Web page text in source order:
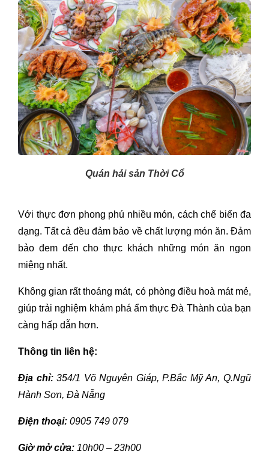
Quán hải sản Thời Cổ
Với thực đơn phong phú nhiều món, cách chế biến đa
dạng. Tất cả đều đảm bảo về chất lượng món ăn. Đảm
bảo đem đến cho thực khách những món ăn ngon
miệng nhất.
Không gian rất thoáng mát, có phòng điều hoà mát mẻ,
giúp trải nghiệm khám phá ẩm thực Đà Thành của bạn
càng hấp dẫn hơn.
Thông tin liên hệ:
Địa chỉ:354/1 Võ Nguyên Giáp, P.Bắc Mỹ An, Q.Ngũ
Hành Sơn, Đà Nẵng
Điện thoại: 0905 749 079
Giờ mở cửa: 10h00 – 23h00